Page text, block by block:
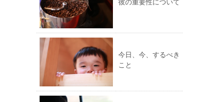
彼の重要性について
今日、今、するべき
こと